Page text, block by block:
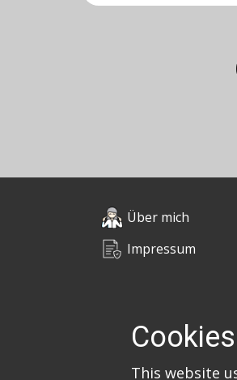
Über mich
Impressum
This website